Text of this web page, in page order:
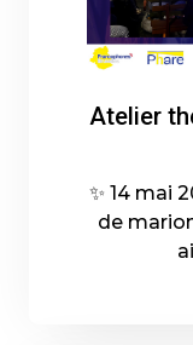
Atelier
✨ 14 mai
de